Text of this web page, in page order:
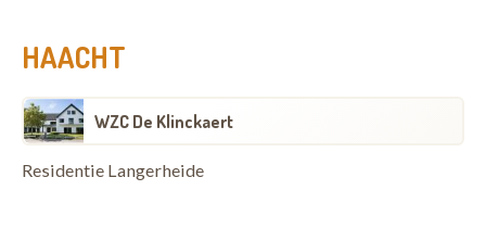
HAACHT
WZC De Klinckaert
Residentie Langerheide